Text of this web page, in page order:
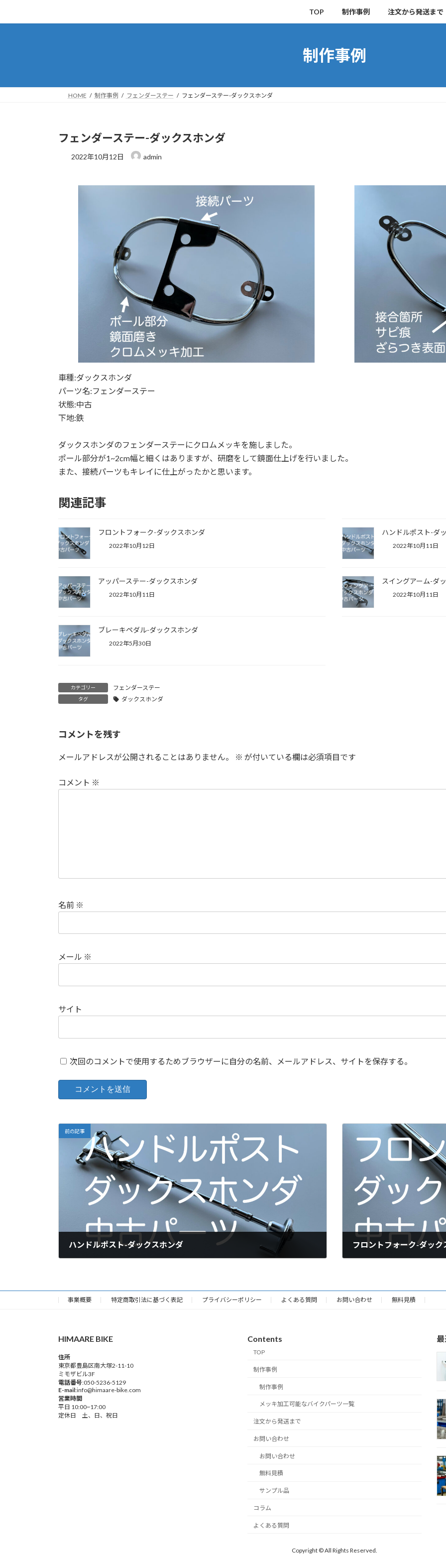
キ
に
TOP 制作事例 注文から発送まで
制作事例
HOME 制作事例 フェンダーステー フェンダーステー-ダックスホンダ
フェンダーステー-ダックスホンダ
2022年10月12日 admin
車種:ダックスホンダ
パーツ名:フェンダーステー
状態:中古
下地:鉄
ダックスホンダのフェンダーステーにクロムメッキを施しました。
ポール部分が1~2cm幅と細くはありますが、研磨をして鏡面仕上げを行いました。
また、接続パーツもキレイに仕上がったかと思います。
関連記事
フロントフォーク-ダックスホンダ
2022年10月12日
ハンドルポスト-ダ
2022年10月11日
アッパーステー-ダックスホンダ
2022年10月11日
スイングアーム-ダ
2022年10月11日
ブレーキペダル-ダックスホンダ
2022年5月30日
カテゴリー フェンダーステー
タグ ダックスホンダ
コメントを残す
メールアドレスが公開されることはありません。 ※ が付いている欄は必須項目です
コメント ※
名前 ※
メール ※
サイト
次回のコメントで使用するためブラウザーに自分の名前、メールアドレス、サイトを保存する。
前の記事
ハンドルポスト-ダックスホンダ フロントフォーク-ダック
事業概要 特定商取引法に基づく表記 プライバシーポリシー よくある質問 お問い合わせ 無料見積
HIMAARE BIKE
住所
東京都豊島区南大塚2-11-10
ミモザビル3F
電話番号:050-5236-5129
E-mail:info@himaare-bike.com
営業時間
平日 10:00~17:00
定休日 土、日、祝日
Contents
TOP
制作事例
制作事例
メッキ加工可能なバイクパーツ一覧
注文から発送まで
お問い合わせ
お問い合わせ
無料見積
サンプル品
コラム
よくある質問
Copyright © All Rights Reserved.